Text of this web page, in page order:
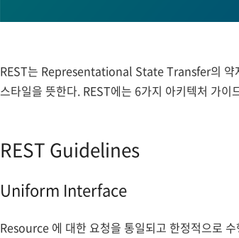
REST는 Representational State Transfer의 약
스타일을 뜻한다. REST에는 6가지 아키텍처 가
REST Guidelines
Uniform Interface
Resource 에 대한 요청을 통일되고 한정적으로